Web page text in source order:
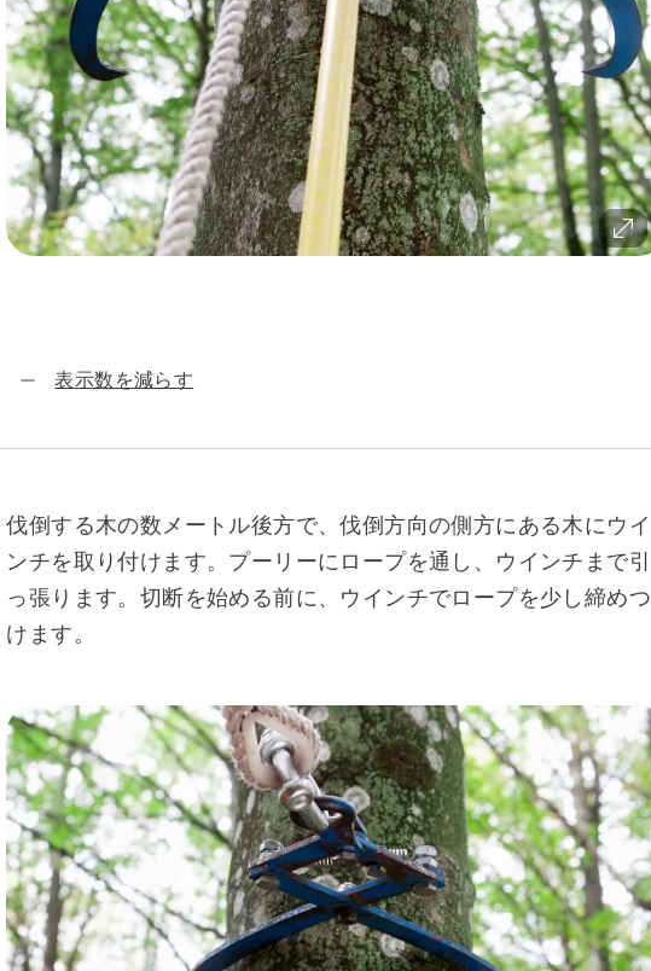
表示数を減らす
伐倒する木の数メートル後方で、伐倒方向の側方にある木にウイ
ンチを取り付けます。プーリーにロープを通し、ウインチまで引
っ張ります。切断を始める前に、ウインチでロープを少し締めつ
けます。